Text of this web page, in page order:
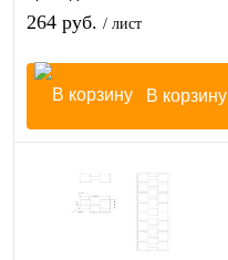
шт/лист
264 руб. / лист
В корзину